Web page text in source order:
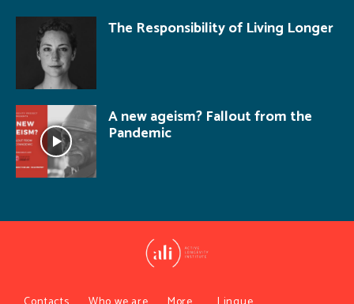
The Responsibility of Living Longer
A new ageism? Fallout from the
Pandemic